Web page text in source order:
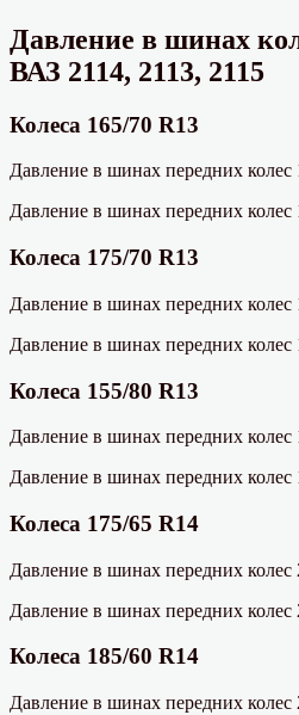
Давление в шинах
ВАЗ 2114, 2113, 2115
Колеса 165/70 R13
Давление в шинах передних
Давление в шинах передних
Колеса 175/70 R13
Давление в шинах передних
Давление в шинах передних
Колеса 155/80 R13
Давление в шинах передних
Давление в шинах передних
Колеса 175/65 R14
Давление в шинах передних
Давление в шинах передних
Колеса 185/60 R14
Давление в шинах передних